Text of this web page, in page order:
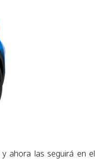
ahora las seguirá en el